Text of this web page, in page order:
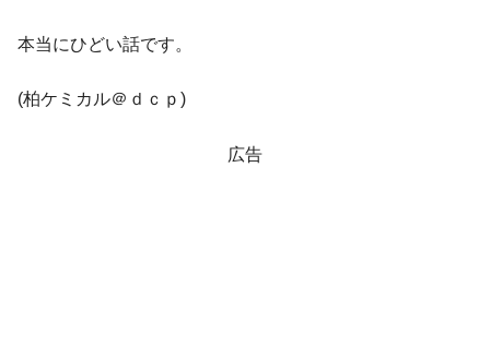
『Money1』
【速報】韓国株式市場の暴落・本日07月29
発動！
半分未満しか雇用を生まない
本当にひどい話です。
(柏ケミカル＠ｄｃｐ)
広告